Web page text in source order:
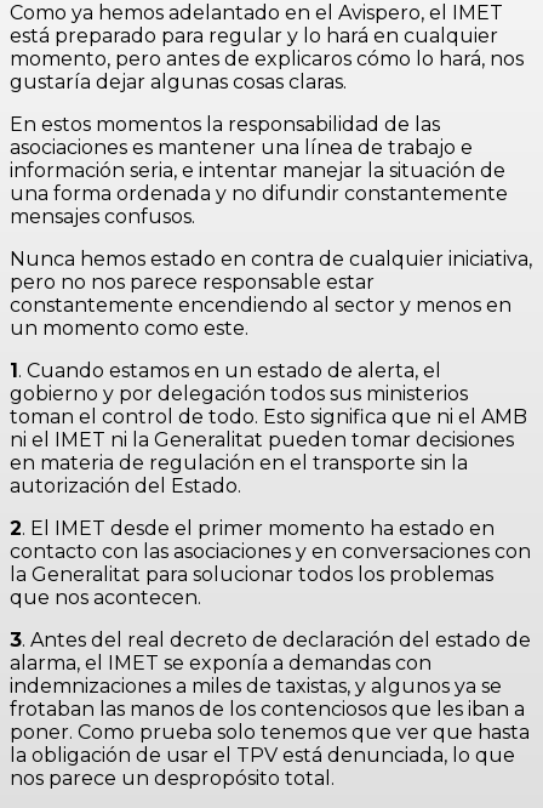
Como ya hemos adelantado en el Avispero, el IMET
está preparado para regular y lo hará en cualquier
momento, pero antes de explicaros cómo lo hará, nos
gustaría dejar algunas cosas claras.
En estos momentos la responsabilidad de las
asociaciones es mantener una línea de trabajo e
información seria, e intentar manejar la situación de
una forma ordenada y no difundir constantemente
mensajes confusos.
Nunca hemos estado en contra de cualquier iniciativa,
pero no nos parece responsable estar
constantemente encendiendo al sector y menos en
un momento como este.
1 . Cuando estamos en un estado de alerta, el
gobierno y por delegación todos sus ministerios
toman el control de todo. Esto significa que ni el AMB
ni el IMET ni la Generalitat pueden tomar decisiones
en materia de regulación en el transporte sin la
autorización del Estado.
2. El IMET desde el primer momento ha estado en
contacto con las asociaciones y en conversaciones con
la Generalitat para solucionar todos los problemas
que nos acontecen.
3. Antes del real decreto de declaración del estado de
alarma, el IMET se exponía a demandas con
indemnizaciones a miles de taxistas, y algunos ya se
frotaban las manos de los contenciosos que les iban a
poner. Como prueba solo tenemos que ver que hasta
la obligación de usar el TPV está denunciada, lo que
nos parece un despropósito total.